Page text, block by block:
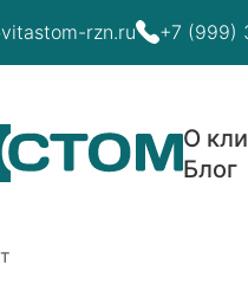
rzn.ru +7 (999)
О
Блог